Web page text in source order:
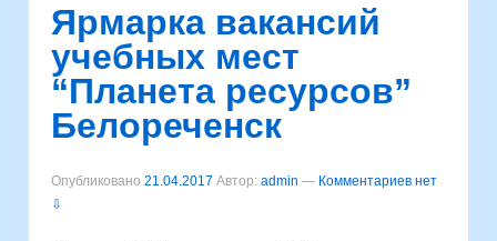
Ярмарка вакансий
учебных мест
“Планета ресурсов”
Белореченск
Опубликовано 21.04.2017 Автор: admin — Комментариев нет
⇩